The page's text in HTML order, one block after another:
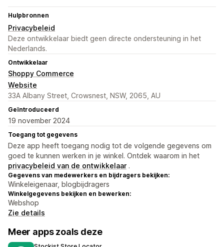
Hulpbronnen
Privacybeleid
Deze ontwikkelaar biedt geen directe ondersteuning in het
Nederlands.
Ontwikkelaar
Shoppy Commerce
Website
33A Albany Street, Crowsnest, NSW, 2065, AU
Geïntroduceerd
19 november 2024
Toegang tot gegevens
Deze app heeft toegang nodig tot de volgende gegevens om
goed te kunnen werken in je winkel. Ontdek waarom in het
privacybeleid van de ontwikkelaar .
Gegevens van medewerkers en bijdragers bekijken:
Winkeleigenaar, blogbijdragers
Winkelgegevens bekijken en bewerken:
Webshop
Zie details
Meer apps zoals deze